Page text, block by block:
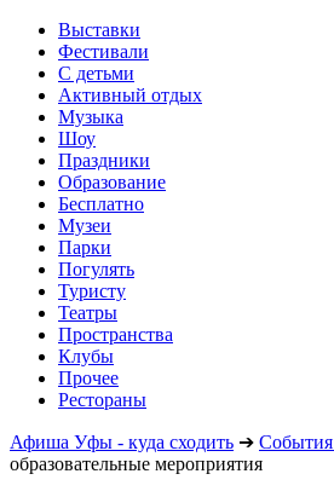
Выставки
Фестивали
С детьми
Активный отдых
Музыка
Шоу
Праздники
Образование
Бесплатно
Музеи
Парки
Погулять
Туристу
Театры
Пространства
Клубы
Прочее
Рестораны
Афиша Уфы - куда сходить ➔ События
образовательные мероприятия